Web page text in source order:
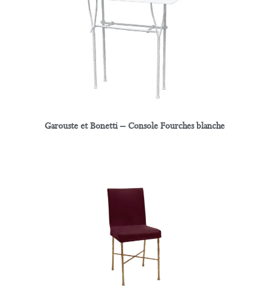
Garouste et Bonetti – Console Fourches blanche